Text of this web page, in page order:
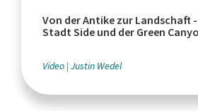
Von der Antike zur Landschaft
Stadt Side und der Green
Video Justin Wedel